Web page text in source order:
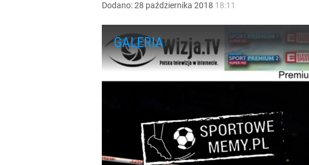
Farmacja: wzrost pod presją. co czeka branżę do 2030 roku?
Dodano:28 października 2018 18:11